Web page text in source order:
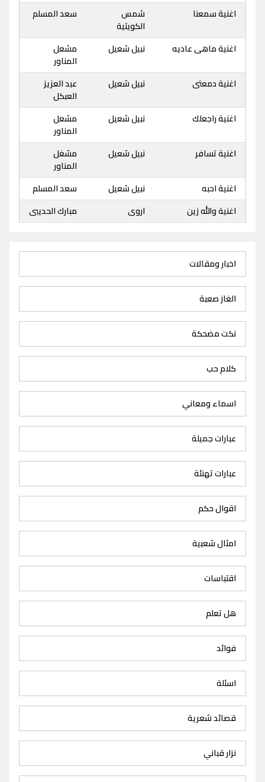
اغنية سمعنا
شمس
الكويتية
سعد المسلم
اغنية ماهى عاديه نبيل شعيل
مشعل
المناور
اغنية دمعتى
نبيل شعيل
عبد العزيز
العبكل
اغنية راجعلك
نبيل شعيل
مشعل
المناور
اغنية تسافر
نبيل شعيل
مشغل
المناور
اغنية احبه
نبيل شعيل
سعد المسلم
اغنية والله زين
اروى مبارك الحديبى
اخبار ومقالات
الغاز صعبة
نكت مضحكة
كلام حب
اسماء ومعاني
عبارات جميلة
عبارات تهنئة
اقوال حكم
امثال شعبية
اقتباسات
هل تعلم
فوائد
اسئلة
قصائد شعرية
نزار قباني